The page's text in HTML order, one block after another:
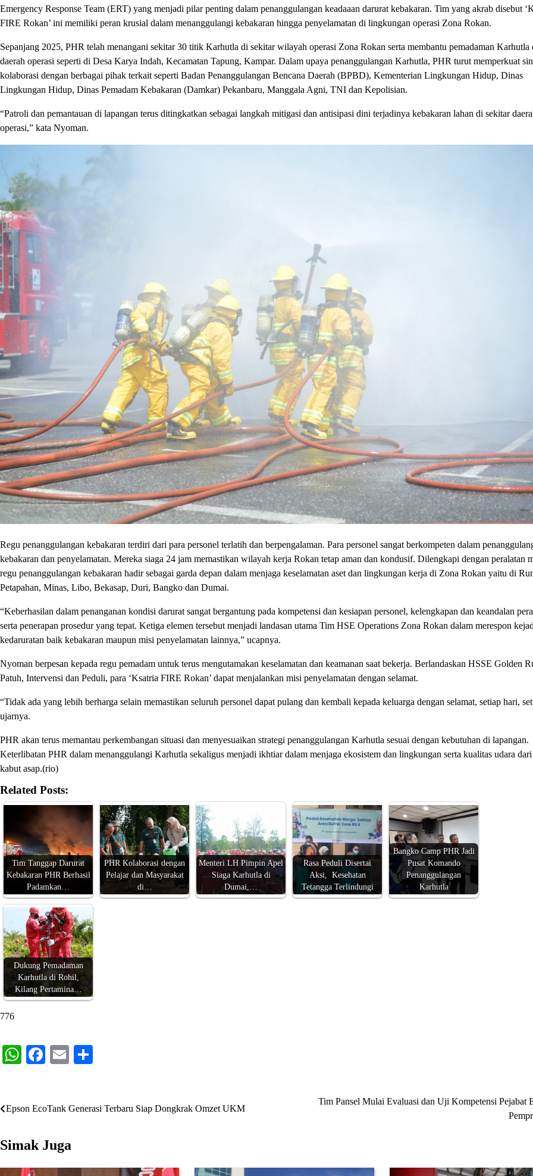
Emergency Response Team (ERT) yang menjadi pilar penting dalam penanggulangan keadaaan darurat kebakaran. Tim yang akrab disebut
FIRE Rokan’ ini memiliki peran krusial dalam menanggulangi kebakaran hingga penyelamatan di lingkungan operasi Zona Rokan.
Sepanjang 2025, PHR telah menangani sekitar 30 titik Karhutla di sekitar wilayah operasi Zona Rokan serta membantu pemadaman Karhutla
daerah operasi seperti di Desa Karya Indah, Kecamatan Tapung, Kampar. Dalam upaya penanggulangan Karhutla, PHR turut memperkuat
kolaborasi dengan berbagai pihak terkait seperti Badan Penanggulangan Bencana Daerah (BPBD), Kementerian Lingkungan Hidup, Dinas
Lingkungan Hidup, Dinas Pemadam Kebakaran (Damkar) Pekanbaru, Manggala Agni, TNI dan Kepolisian.
“Patroli dan pemantauan di lapangan terus ditingkatkan sebagai langkah mitigasi dan antisipasi dini terjadinya kebakaran lahan di sekitar
operasi,” kata Nyoman.
Regu penanggulangan kebakaran terdiri dari para personel terlatih dan berpengalaman. Para personel sangat berkompeten dalam
kebakaran dan penyelamatan. Mereka siaga 24 jam memastikan wilayah kerja Rokan tetap aman dan kondusif. Dilengkapi dengan peralatan
regu penanggulangan kebakaran hadir sebagai garda depan dalam menjaga keselamatan aset dan lingkungan kerja di Zona Rokan yaitu di
Petapahan, Minas, Libo, Bekasap, Duri, Bangko dan Dumai.
“Keberhasilan dalam penanganan kondisi darurat sangat bergantung pada kompetensi dan kesiapan personel, kelengkapan dan keandalan
serta penerapan prosedur yang tepat. Ketiga elemen tersebut menjadi landasan utama Tim HSE Operations Zona Rokan dalam merespon
kedaruratan baik kebakaran maupun misi penyelamatan lainnya,” ucapnya.
Nyoman berpesan kepada regu pemadam untuk terus mengutamakan keselamatan dan keamanan saat bekerja. Berlandaskan HSSE Golden
Patuh, Intervensi dan Peduli, para ‘Ksatria FIRE Rokan’ dapat menjalankan misi penyelamatan dengan selamat.
“Tidak ada yang lebih berharga selain memastikan seluruh personel dapat pulang dan kembali kepada keluarga dengan selamat, setiap hari,
ujarnya.
PHR akan terus memantau perkembangan situasi dan menyesuaikan strategi penanggulangan Karhutla sesuai dengan kebutuhan di lapangan.
Keterlibatan PHR dalam menanggulangi Karhutla sekaligus menjadi ikhtiar dalam menjaga ekosistem dan lingkungan serta kualitas udara dari
kabut asap.(rio)
Related Posts:
Tim Tanggap Darurat
Kebakaran PHR Berhasil
Padamkan…
PHR Kolaborasi dengan
Pelajar dan Masyarakat
di…
Menteri LH Pimpin Apel
Siaga Karhutla di
Dumai,…
Rasa Peduli Disertai
Aksi, Kesehatan
Tetangga Terlindungi
Bangko Camp PHR Jadi
Pusat Komando
Penanggulangan
Karhutla
Dukung Pemadaman
Karhutla di Rohil,
Kilang Pertamina…
776
WhatsApp
Facebook
Email
Navigasi
Epson EcoTank Generasi Terbaru Siap Dongkrak Omzet UKM
Tim Pansel Mulai Evaluasi dan Uji Kompetensi Pejabat
Simak Juga